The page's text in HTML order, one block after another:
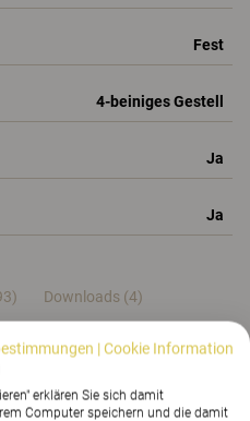
Fest
4-beiniges Gestell
Ja
Ja
Downloads (4)
|Cookie Information
erklären Sie sich damit
Computer speichern und die damit